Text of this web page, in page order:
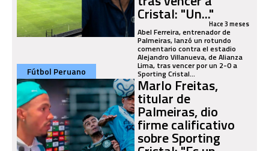
Cristal: "Un..."Hace 3 meses
Abel Ferreira, entrenador de
Palmeiras, lanzó un rotundo
comentario contra el estadio
Alejandro Villanueva, de Alianza
Lima, tras vencer por un 2-0 a
Sporting Cristal...
Fútbol Peruano
Marlo Freitas,
titular de
Palmeiras, dio
firme calificativo
sobre Sporting